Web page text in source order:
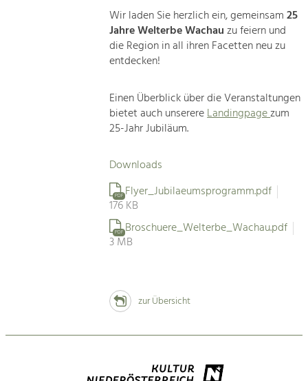
Wir laden Sie herzlich ein, gemeinsam25
Jahre Welterbe Wachauzu feiern und
die Region in all ihren Facetten neu zu
entdecken!
Einen Überblick über die Veranstaltungen
bietet auch unserereLandingpagezum
25-Jahr Jubiläum.
Downloads
PDF Flyer_Jubilaeumsprogramm.pdf
176 KB
PDF Broschuere_Welterbe_Wachau.pdf
3 MB
zur Übersicht